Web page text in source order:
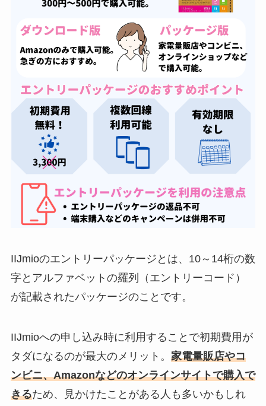
IIJmioのエントリーパッケージとは、10～14桁の数
字とアルファベットの羅列（エントリーコード）
が記載されたパッケージのことです。
IIJmioへの申し込み時に利用することで初期費用が
タダになるのが最大のメリット。 家電量販店やコ
ンビニ、Amazonなどのオンラインサイトで購入で
きるため、見かけたことがある人も多いかもしれ